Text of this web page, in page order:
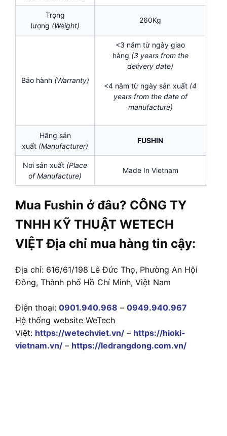
Trọng
lượng (Weight)
260Kg
Bảo hành (Warranty)
<3 năm từ ngày giao
hàng (3 years from the
delivery date)
<4 năm từ ngày sản xuất (4
years from the date of
manufacture)
Hãng sản
xuất (Manufacturer)
FUSHIN
Nơi sản xuất (Place
of Manufacture)
Made In Vietnam
Mua Fushin ở đâu? CÔNG TY
TNHH KỸ THUẬT WETECH
VIỆT Địa chỉ mua hàng tin cậy:
Địa chỉ: 616/61/198 Lê Đức Thọ, Phường An Hội
Đông, Thành phố Hồ Chí Minh, Việt Nam
Điện thoại: 0901.940.968 – 0949.940.967
Hệ thống website WeTech
Việt: https://wetechviet.vn/ – https://hioki-
vietnam.vn/ – https://ledrangdong.com.vn/